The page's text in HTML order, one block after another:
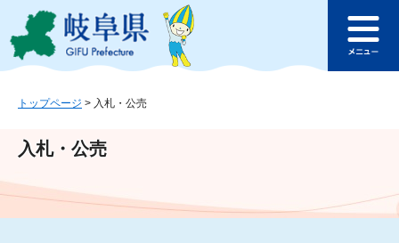
ジ
ュ
文
このページの本文へ
ュ
トップページ > 入札・公売
入札・公売